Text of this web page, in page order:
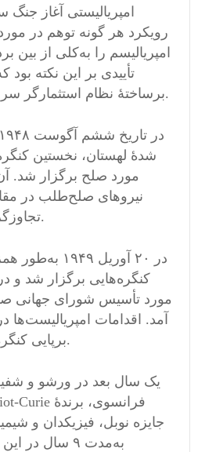
امپریالیستی آغاز جنگ
رویکرد هر گونه توهم در
امپریالیسم را به‌کلی از بین
تأییدی بر این نکته بود
برساختهٔ نظام استثمارگر سرمایه‌داری بوده و هست.
شدهٔ لهستان، نخستین
مورد صلح برگزار شد.
نیروهای صلح‌طلب در
تجاوزگری امپریالیسم گردیدند.
در ۲۰ آوریل
کنگره‌هایی برگزار شد و
مورد تأسیس شورای جهانی
آمد. اقدامات
برپایی کنگرهٔ واحدی در پاریس شد.
یک سال بعد در ورشو و
جایزه نوبل، فیزیکدان و
به‌مدت ۹ سال